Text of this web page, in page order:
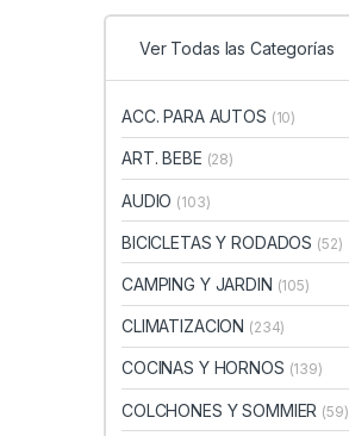
Ver Todas las Categorías
ACC. PARA AUTOS (10)
ART. BEBE (28)
AUDIO (103)
BICICLETAS Y RODADOS (52)
CAMPING Y JARDIN (105)
CLIMATIZACION (234)
COCINAS Y HORNOS (139)
COLCHONES Y SOMMIER (59)